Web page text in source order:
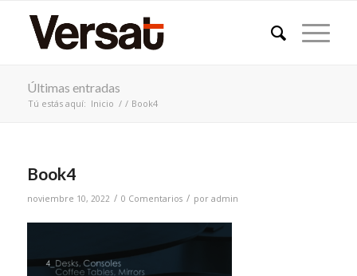
Últimas entradas
Tú estás aquí: Inicio / / Book4
Book4
noviembre 10, 2022 / 0 Comentarios / por admin